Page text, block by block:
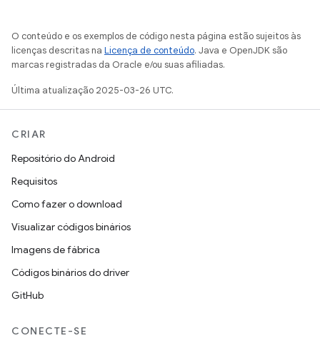
O conteúdo e os exemplos de código nesta página estão sujeitos às
licenças descritas na Licença de conteúdo. Java e OpenJDK são
marcas registradas da Oracle e/ou suas afiliadas.
Última atualização 2025-03-26 UTC.
CRIAR
Repositório do Android
Requisitos
Como fazer o download
Visualizar códigos binários
Imagens de fábrica
Códigos binários do driver
GitHub
CONECTE-SE